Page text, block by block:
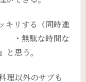
キリする（同時進
・無駄な時間な
思う。
理以外のサブも